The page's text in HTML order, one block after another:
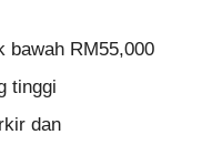
bawah RM55,000
tinggi
dan